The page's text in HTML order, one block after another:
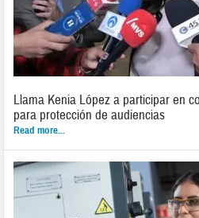
Llama Kenia López a participar en
para protección de audiencias
Read more...